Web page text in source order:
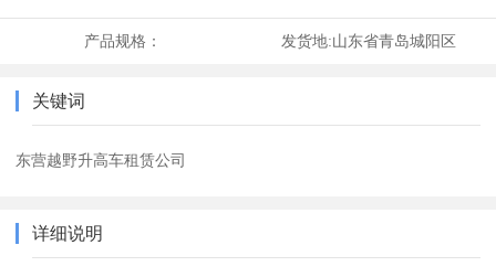
产品规格： 发货地:山东省青岛城阳区
关键词
东营越野升高车租赁公司
详细说明